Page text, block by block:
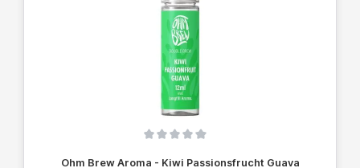
Ohm Brew Aroma - Kiwi Passionsfrucht Guava